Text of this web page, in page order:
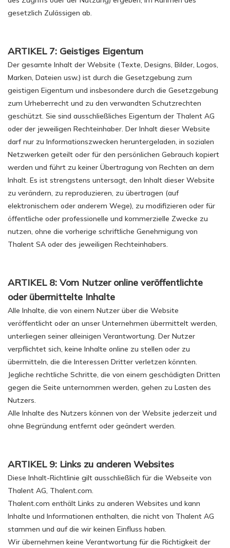
gesetzlich Zulässigen ab.
ARTIKEL 7: Geistiges Eigentum
Der gesamte Inhalt der Website (Texte, Designs, Bilder, Logos,
Marken, Dateien usw.) ist durch die Gesetzgebung zum
geistigen Eigentum und insbesondere durch die Gesetzgebung
zum Urheberrecht und zu den verwandten Schutzrechten
geschützt. Sie sind ausschließliches Eigentum der Thalent AG
oder der jeweiligen Rechteinhaber. Der Inhalt dieser Website
darf nur zu Informationszwecken heruntergeladen, in sozialen
Netzwerken geteilt oder für den persönlichen Gebrauch kopiert
werden und führt zu keiner Übertragung von Rechten an dem
Inhalt. Es ist strengstens untersagt, den Inhalt dieser Website
zu verändern, zu reproduzieren, zu übertragen (auf
elektronischem oder anderem Wege), zu modifizieren oder für
öffentliche oder professionelle und kommerzielle Zwecke zu
nutzen, ohne die vorherige schriftliche Genehmigung von
Thalent SA oder des jeweiligen Rechteinhabers.
ARTIKEL 8: Vom Nutzer online veröffentlichte
oder übermittelte Inhalte
Alle Inhalte, die von einem Nutzer über die Website
veröffentlicht oder an unser Unternehmen übermittelt werden,
unterliegen seiner alleinigen Verantwortung. Der Nutzer
verpflichtet sich, keine Inhalte online zu stellen oder zu
übermitteln, die die Interessen Dritter verletzen könnten.
Jegliche rechtliche Schritte, die von einem geschädigten Dritten
gegen die Seite unternommen werden, gehen zu Lasten des
Nutzers.
Alle Inhalte des Nutzers können von der Website jederzeit und
ohne Begründung entfernt oder geändert werden.
ARTIKEL 9: Links zu anderen Websites
Diese Inhalt-Richtlinie gilt ausschließlich für die Webseite von
Thalent AG, Thalent.com.
Thalent.com enthält Links zu anderen Websites und kann
Inhalte und Informationen enthalten, die nicht von Thalent AG
stammen und auf die wir keinen Einfluss haben.
Wir übernehmen keine Verantwortung für die Richtigkeit der